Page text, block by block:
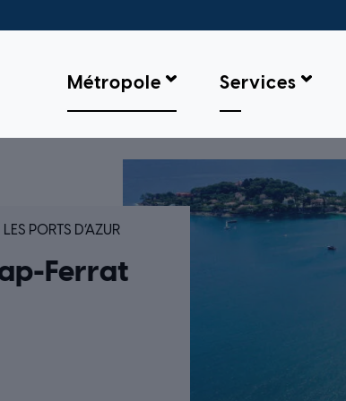
Métropole Services
LES PORTS D’AZUR
JEAN-CAP-FERRAT
Ferrat